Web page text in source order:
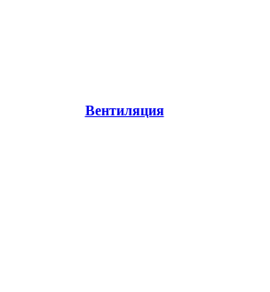
Вентиляция